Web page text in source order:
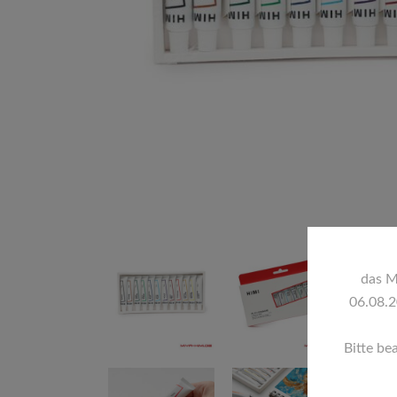
das
Bitte